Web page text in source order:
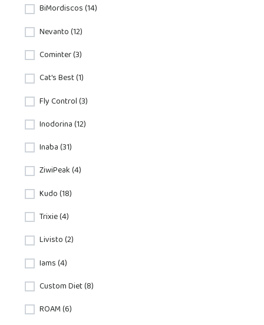
BiMordiscos (14)
Nevanto (12)
Cominter (3)
Cat's Best (1)
Fly Control (3)
Inodorina (12)
Inaba (31)
ZiwiPeak (4)
Kudo (18)
Trixie (4)
Livisto (2)
Iams (4)
Custom Diet (8)
ROAM (6)